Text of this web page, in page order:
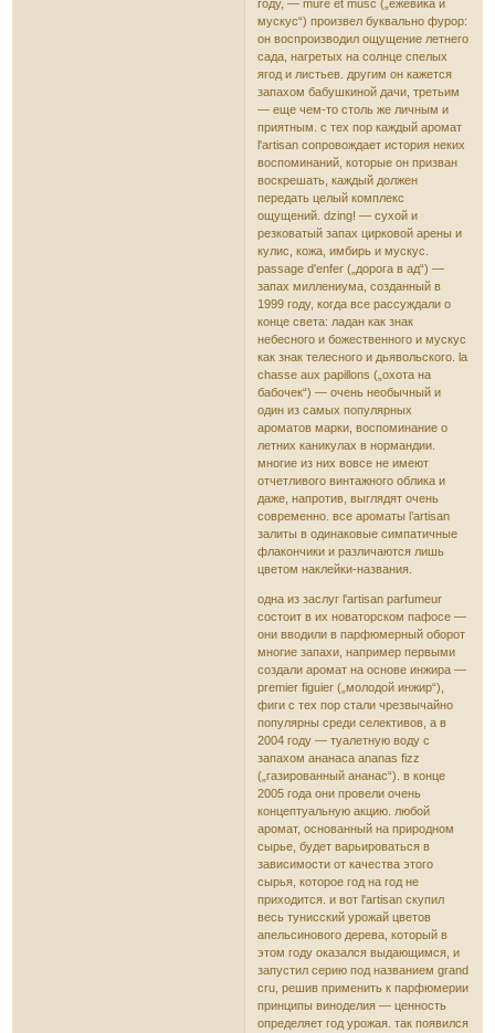
году, — mure et musc („ежевика и
мускус“) произвел буквально фурор:
он воспроизводил ощущение летнего
сада, нагретых на солнце спелых
ягод и листьев. другим он кажется
запахом бабушкиной дачи, третьим
— еще чем-то столь же личным и
приятным. с тех пор каждый аромат
l'artisan сопровождает история неких
воспоминаний, которые он призван
воскрешать, каждый должен
передать целый комплекс
ощущений. dzing! — сухой и
резковатый запах цирковой арены и
кулис, кожа, имбирь и мускус.
passage d'enfer („дорога в ад“) —
запах миллениума, созданный в
1999 году, когда все рассуждали о
конце света: ладан как знак
небесного и божественного и мускус
как знак телесного и дьявольского. la
chasse aux papillons („охота на
бабочек“) — очень необычный и
один из самых популярных
ароматов марки, воспоминание о
летних каникулах в нормандии.
многие из них вовсе не имеют
отчетливого винтажного облика и
даже, напротив, выглядят очень
современно. все ароматы l’artisan
залиты в одинаковые симпатичные
флакончики и различаются лишь
цветом наклейки-названия.
одна из заслуг l'artisan parfumeur
состоит в их новаторском пафосе —
они вводили в парфюмерный оборот
многие запахи, например первыми
создали аромат на основе инжира —
premier figuier („молодой инжир“),
фиги с тех пор стали чрезвычайно
популярны среди селективов, а в
2004 году — туалетную воду с
запахом ананаса ananas fizz
(„газированный ананас“). в конце
2005 года они провели очень
концептуальную акцию. любой
аромат, основанный на природном
сырье, будет варьироваться в
зависимости от качества этого
сырья, которое год на год не
приходится. и вот l'artisan скупил
весь тунисский урожай цветов
апельсинового дерева, который в
этом году оказался выдающимся, и
запустил серию под названием grand
cru, решив применить к парфюмерии
принципы виноделия — ценность
определяет год урожая. так появился